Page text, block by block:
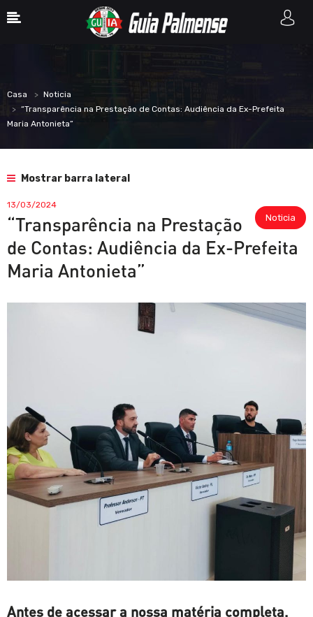
Casa
Noticia
“Transparência na Prestação de Contas: Audiência da Ex-Prefeita
Maria Antonieta”
Mostrar barra lateral
Noticia
13/03/2024
“Transparência na Prestação
de Contas: Audiência da Ex-Prefeita
Maria Antonieta”
Antes de acessar a nossa matéria completa,